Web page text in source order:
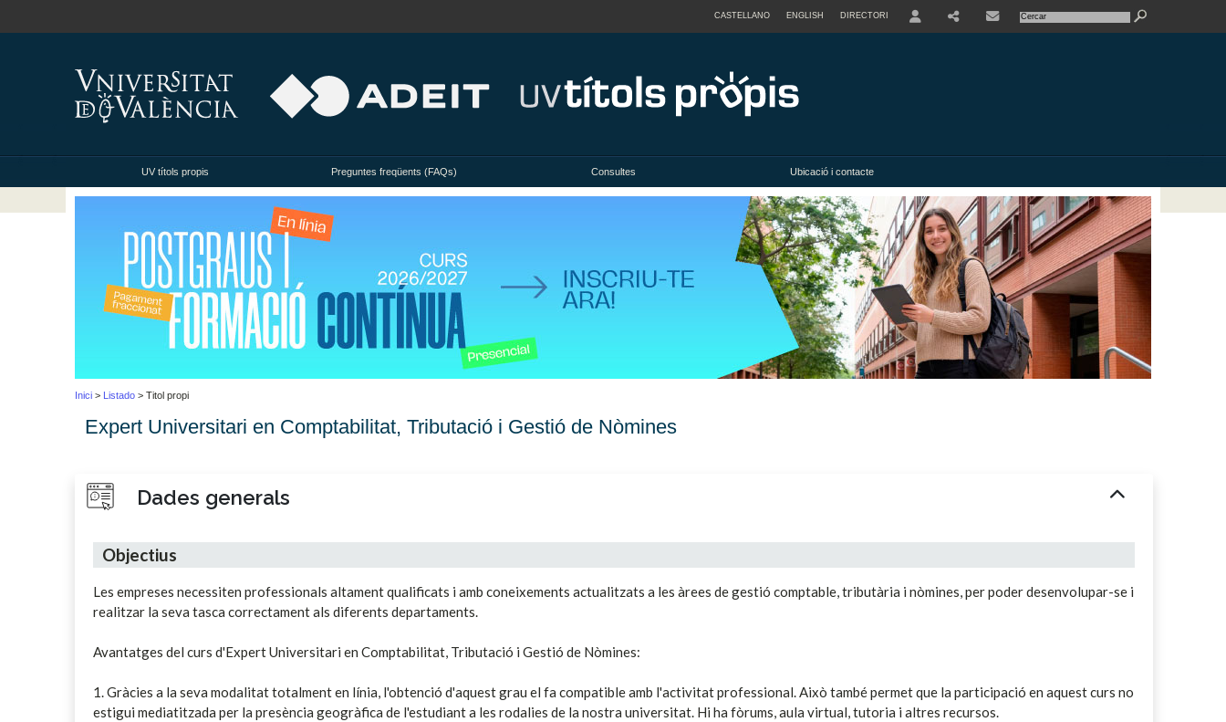
CASTELLANO ENGLISH DIRECTORI
UV títols propis Preguntes freqüents (FAQs) Consultes Ubicació i contacte
Inici > Listado > Titol propi
Expert Universitari en Comptabilitat, Tributació i Gestió de Nòmines
Dades generals
Objectius
Les empreses necessiten professionals altament qualificats i amb coneixements actualitzats a les àrees de gestió comptable, tributària i nòmines, per poder desenvolupar-se i
realitzar la seva tasca correctament als diferents departaments.
Avantatges del curs d'Expert Universitari en Comptabilitat, Tributació i Gestió de Nòmines:
1. Gràcies a la seva modalitat totalment en línia, l'obtenció d'aquest grau el fa compatible amb l'activitat professional. Això també permet que la participació en aquest curs no
estigui mediatitzada per la presència geogràfica de l'estudiant a les rodalies de la nostra universitat. Hi ha fòrums, aula virtual, tutoria i altres recursos.